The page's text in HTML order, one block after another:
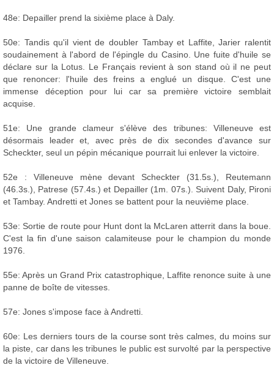
48e: Depailler prend la sixième place à Daly.
50e: Tandis qu'il vient de doubler Tambay et Laffite, Jarier ralentit
soudainement à l'abord de l'épingle du Casino. Une fuite d'huile se
déclare sur la Lotus. Le Français revient à son stand où il ne peut
que renoncer: l'huile des freins a englué un disque. C'est une
immense déception pour lui car sa première victoire semblait
acquise.
51e: Une grande clameur s'élève des tribunes: Villeneuve est
désormais leader et, avec près de dix secondes d'avance sur
Scheckter, seul un pépin mécanique pourrait lui enlever la victoire.
52e : Villeneuve mène devant Scheckter (31.5s.), Reutemann
(46.3s.), Patrese (57.4s.) et Depailler (1m. 07s.). Suivent Daly, Pironi
et Tambay. Andretti et Jones se battent pour la neuvième place.
53e: Sortie de route pour Hunt dont la McLaren atterrit dans la boue.
C'est la fin d'une saison calamiteuse pour le champion du monde
1976.
55e: Après un Grand Prix catastrophique, Laffite renonce suite à une
panne de boîte de vitesses.
57e: Jones s'impose face à Andretti.
60e: Les derniers tours de la course sont très calmes, du moins sur
la piste, car dans les tribunes le public est survolté par la perspective
de la victoire de Villeneuve.